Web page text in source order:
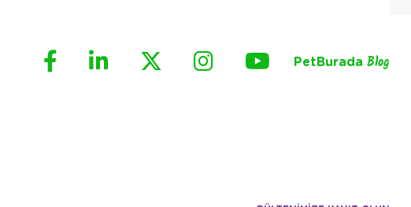
PetBurada Blog